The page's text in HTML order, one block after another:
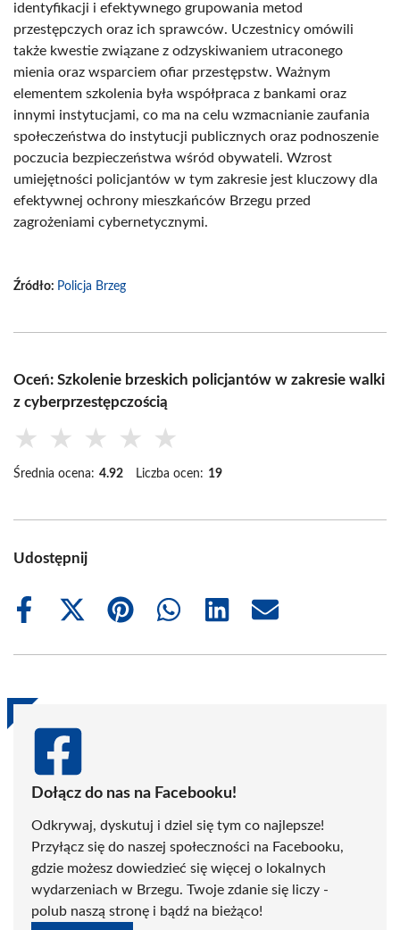
identyfikacji i efektywnego grupowania metod
przestępczych oraz ich sprawców. Uczestnicy omówili
także kwestie związane z odzyskiwaniem utraconego
mienia oraz wsparciem ofiar przestępstw. Ważnym
elementem szkolenia była współpraca z bankami oraz
innymi instytucjami, co ma na celu wzmacnianie zaufania
społeczeństwa do instytucji publicznych oraz podnoszenie
poczucia bezpieczeństwa wśród obywateli. Wzrost
umiejętności policjantów w tym zakresie jest kluczowy dla
efektywnej ochrony mieszkańców Brzegu przed
zagrożeniami cybernetycznymi.
Źródło: Policja Brzeg
Oceń: Szkolenie brzeskich policjantów w zakresie walki
z cyberprzestępczością
★ ★ ★ ★ ★
Średnia ocena: 4.92 Liczba ocen: 19
Udostępnij
Share
Share
(Twitter)
Share
Share
Share
Share
Dołącz do nas na Facebooku!
Odkrywaj, dyskutuj i dziel się tym co najlepsze!
Przyłącz się do naszej społeczności na Facebooku,
gdzie możesz dowiedzieć się więcej o lokalnych
wydarzeniach w Brzegu. Twoje zdanie się liczy -
polub naszą stronę i bądź na bieżąco!